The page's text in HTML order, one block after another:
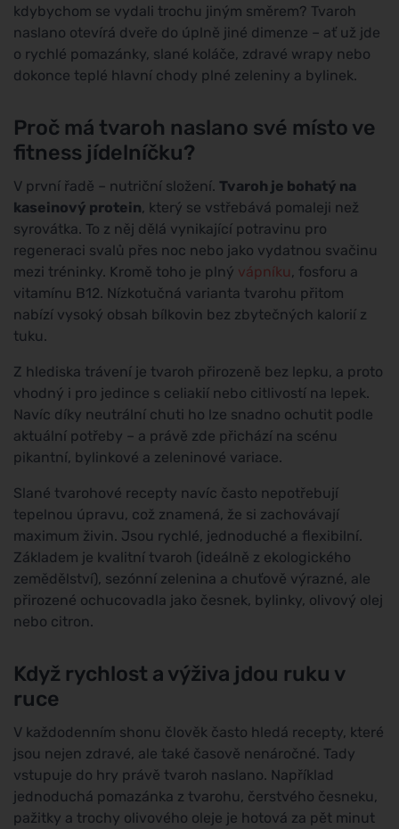
kdybychom se vydali trochu jiným směrem? Tvaroh
naslano otevírá dveře do úplně jiné dimenze – ať už jde
o rychlé pomazánky, slané koláče, zdravé wrapy nebo
dokonce teplé hlavní chody plné zeleniny a bylinek.
Proč má tvaroh naslano své místo ve
fitness jídelníčku?
V první řadě – nutriční složení. Tvaroh je bohatý na
kaseinový protein, který se vstřebává pomaleji než
syrovátka. To z něj dělá vynikající potravinu pro
regeneraci svalů přes noc nebo jako vydatnou svačinu
mezi tréninky. Kromě toho je plný vápníku, fosforu a
vitamínu B12. Nízkotučná varianta tvarohu přitom
nabízí vysoký obsah bílkovin bez zbytečných kalorií z
tuku.
Z hlediska trávení je tvaroh přirozeně bez lepku, a proto
vhodný i pro jedince s celiakií nebo citlivostí na lepek.
Navíc díky neutrální chuti ho lze snadno ochutit podle
aktuální potřeby – a právě zde přichází na scénu
pikantní, bylinkové a zeleninové variace.
Slané tvarohové recepty navíc často nepotřebují
tepelnou úpravu, což znamená, že si zachovávají
maximum živin. Jsou rychlé, jednoduché a flexibilní.
Základem je kvalitní tvaroh (ideálně z ekologického
zemědělství), sezónní zelenina a chuťově výrazné, ale
přirozené ochucovadla jako česnek, bylinky, olivový olej
nebo citron.
Když rychlost a výživa jdou ruku v
ruce
V každodenním shonu člověk často hledá recepty, které
jsou nejen zdravé, ale také časově nenáročné. Tady
vstupuje do hry právě tvaroh naslano. Například
jednoduchá pomazánka z tvarohu, čerstvého česneku,
pažitky a trochy olivového oleje je hotová za pět minut